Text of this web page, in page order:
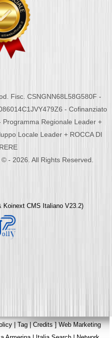
Fisc. CSNGNN68L58G580F -
- Cofinanziato
Regionale Leader +
Locale Leader + ROCCA DI
- 2026. All Rights Reserved.
Koinext CMS Italiano V23.2)
| Tag|Credits]Web Marketing